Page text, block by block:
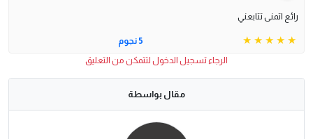
رائع اتمنى تتابعني
5 نجوم
الرجاء تسجيل الدخول لتتمكن من التعليق
مقال بواسطة